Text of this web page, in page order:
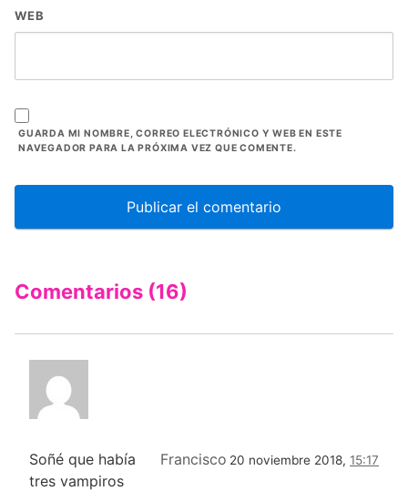
WEB
GUARDA MI NOMBRE, CORREO ELECTRÓNICO Y WEB EN ESTE
NAVEGADOR PARA LA PRÓXIMA VEZ QUE COMENTE.
Comentarios (16)
Francisco 20 noviembre 2018, 15:17
Soñé que había
tres vampiros